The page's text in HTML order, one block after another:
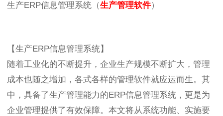
生产ERP信息管理系统（生产管理软件）
【生产ERP信息管理系统】
随着工业化的不断提升，企业生产规模不断扩大，管理
成本也随之增加，各式各样的管理软件就应运而生。其
中，具备了生产管理能力的ERP信息管理系统，更是为
企业管理提供了有效保障。本文将从系统功能、实施要